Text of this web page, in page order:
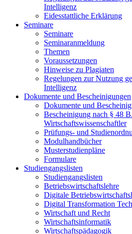
Intelligenz
Eidesstattliche Erklärung
Seminare
Seminare
Seminaranmeldung
Themen
Voraussetzungen
Hinweise zu Plagiaten
Regelungen zur Nutzung
Intelligenz
Dokumente und Bescheinigungen
Dokumente und
Bescheinigung nach § 48
Wirtschaftswissenschaftler
Prüfungs- und
Modulhandbücher
Musterstudienpläne
Formulare
Studiengangslisten
Studiengangslisten
Betriebswirtschaftslehre
Digitale
Digital Transformation
Wirtschaft und Recht
Wirtschaftsinformatik
Wirtschaftspädagogik